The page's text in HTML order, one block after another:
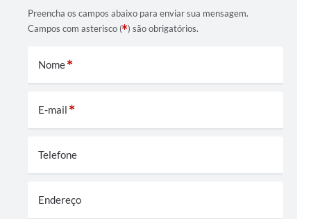
Preencha os campos abaixo para enviar sua mensagem.
Campos com asterisco ( ) são obrigatórios.
Nome
E-mail
Telefone
Endereço